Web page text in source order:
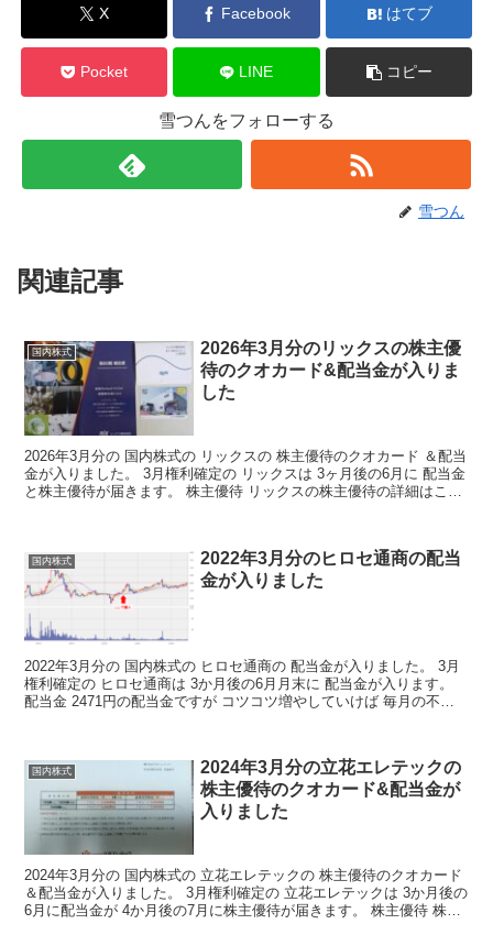
X Facebook はてブ
Pocket LINE コピー
雪つんをフォローする
雪つん
関連記事
国内株式
2026年3月分のリックスの株主優
待のクオカード&配当金が入りま
した
2026年3月分の 国内株式の リックスの 株主優待のクオカード ＆配当
金が入りました。 3月権利確定の リックスは 3ヶ月後の6月に 配当金
と株主優待が届きます。 株主優待 リックスの株主優待の詳細はこち
国内株式
2022年3月分のヒロセ通商の配当
金が入りました
2022年3月分の 国内株式の ヒロセ通商の 配当金が入りました。 3月
権利確定の ヒロセ通商は 3か月後の6月月末に 配当金が入ります。
配当金 2471円の配当金ですが コツコツ増やしていけば 毎月の不労
国内株式
2024年3月分の立花エレテックの
株主優待のクオカード&配当金が
入りました
2024年3月分の 国内株式の 立花エレテックの 株主優待のクオカード
＆配当金が入りました。 3月権利確定の 立花エレテックは 3か月後の
6月に配当金が 4か月後の7月に株主優待が届きます。 株主優待 株主